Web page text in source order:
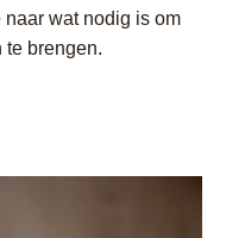
wat nodig is om
te brengen.